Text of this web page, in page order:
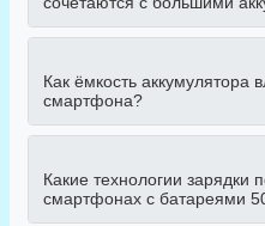
Как ёмкость аккумулятора
смартфона?
Какие технологии зарядки
смартфонах с батареями